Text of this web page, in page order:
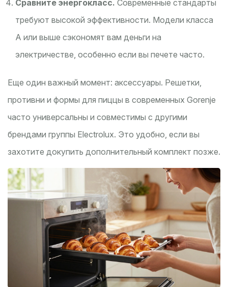
Сравните энергокласс. Современные стандарты
требуют высокой эффективности. Модели класса
A или выше сэкономят вам деньги на
электричестве, особенно если вы печете часто.
Еще один важный момент: аксессуары. Решетки,
противни и формы для пиццы в современных Gorenje
часто универсальны и совместимы с другими
брендами группы Electrolux. Это удобно, если вы
захотите докупить дополнительный комплект позже.